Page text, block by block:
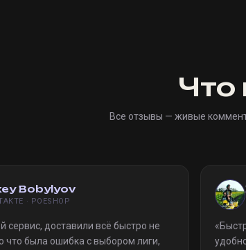
Что
Все отзывы — живые
Bobylyov
· POESHOP
сервис, доставили всё быстро не
что была ошибка с выбором лиги,
«